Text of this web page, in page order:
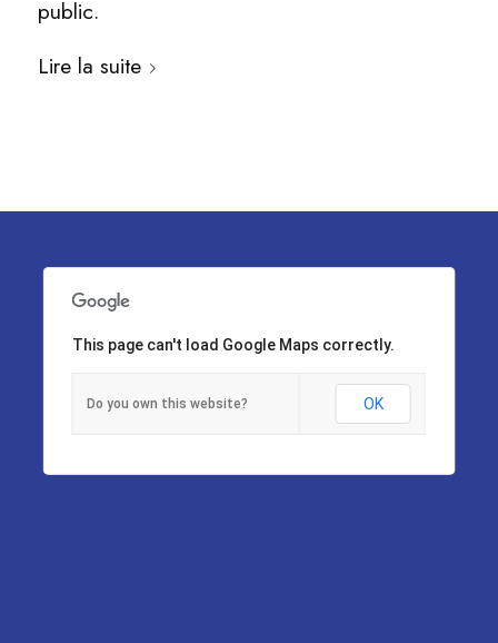
public.
Lire la suite
This page can't load Google Maps correctly.
Do you own this website? OK